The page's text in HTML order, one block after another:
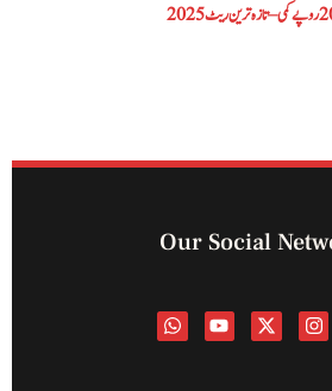
Our Social